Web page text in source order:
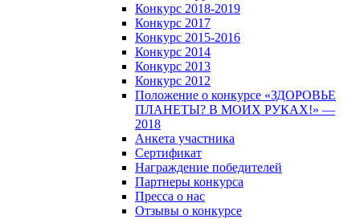
Конкурс 2018-2019
Конкурс 2017
Конкурс 2015-2016
Конкурс 2014
Конкурс 2013
Конкурс 2012
Положение о конкурсе «ЗДОРОВЬЕ
ПЛАНЕТЫ? В МОИХ РУКАХ!» —
2018
Анкета участника
Сертификат
Награждение победителей
Партнеры конкурса
Пресса о нас
Отзывы о конкурсе